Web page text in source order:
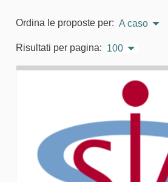
Ordina le proposte per: A caso
Risultati per pagina: 100